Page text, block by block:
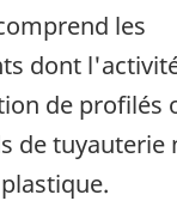
les
dont
de profilés
de tuyauterie